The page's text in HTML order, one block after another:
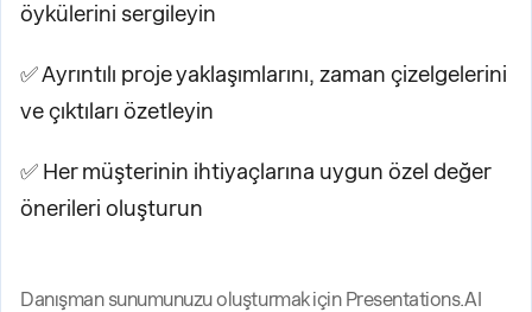
öykülerini sergileyin
✅ Ayrıntılı proje yaklaşımlarını, zaman çizelgelerini
ve çıktıları özetleyin
✅ Her müşterinin ihtiyaçlarına uygun özel değer
önerileri oluşturun
Danışman sunumunuzu oluşturmak için Presentations.AI